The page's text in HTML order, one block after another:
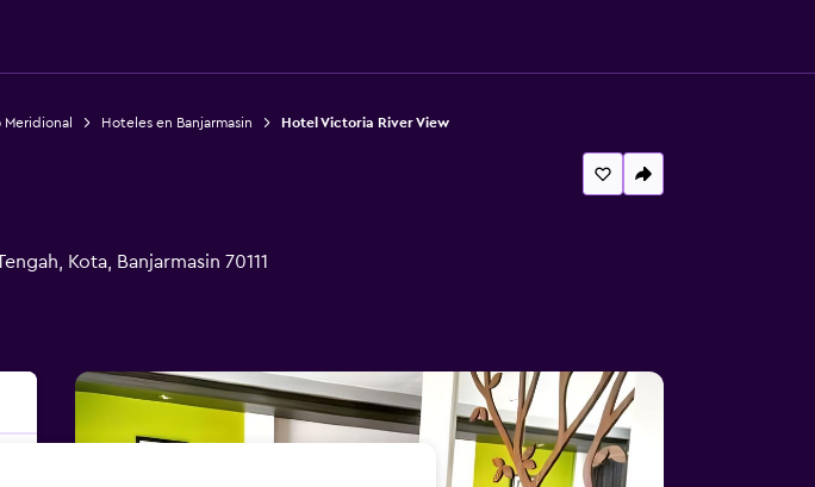
Hoteles en Banjarmasin Hotel Victoria River View
Kota, Banjarmasin 70111